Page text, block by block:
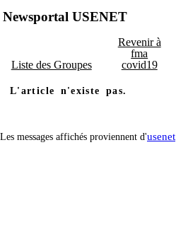
Newsportal USENET
Liste des Groupes
Revenir à
fma
covid19
L'article n'existe pas.
Les messages affichés proviennent d'usenet